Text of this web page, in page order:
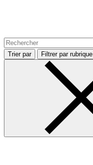
Trier par Filtrer par rubrique